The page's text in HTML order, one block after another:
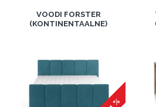
VOODI FORSTER
(KONTINENTAALNE)